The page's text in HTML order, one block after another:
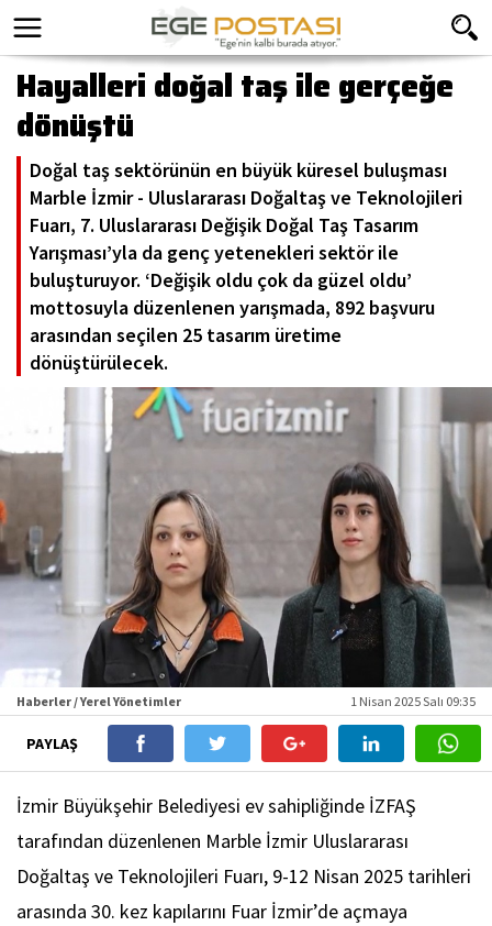
Hayalleri doğal taş ile gerçeğe
dönüştü
Doğal taş sektörünün en büyük küresel buluşması
Marble İzmir - Uluslararası Doğaltaş ve Teknolojileri
Fuarı, 7. Uluslararası Değişik Doğal Taş Tasarım
Yarışması’yla da genç yetenekleri sektör ile
buluşturuyor. ‘Değişik oldu çok da güzel oldu’
mottosuyla düzenlenen yarışmada, 892 başvuru
arasından seçilen 25 tasarım üretime
dönüştürülecek.
Haberler / Yerel Yönetimler 1 Nisan 2025 Salı 09:35
PAYLAŞ
İzmir Büyükşehir Belediyesi ev sahipliğinde İZFAŞ
tarafından düzenlenen Marble İzmir Uluslararası
Doğaltaş ve Teknolojileri Fuarı, 9-12 Nisan 2025 tarihleri
arasında 30. kez kapılarını Fuar İzmir’de açmaya